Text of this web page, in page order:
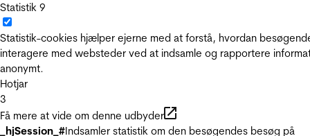
Statistik 9
Statistik-cookies hjælper ejerne med at forstå, hvordan
interagere med websteder ved at indsamle og rapportere
anonymt.
Hotjar
3
Få mere at vide om denne udbyder
_hjSession_#Indsamler statistik om den besøgendes besøg på